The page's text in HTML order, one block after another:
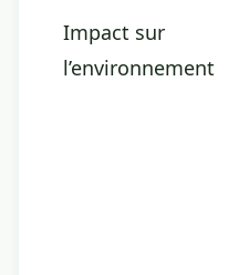
Impact sur
l’environnement